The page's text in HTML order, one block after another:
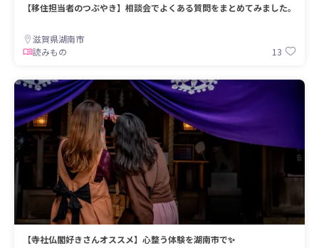
【移住担当者のつぶやき】相談会でよくある質問をまとめてみました。
滋賀県湖南市
読みもの
13
【寺社仏閣好きさんオススメ】心整う体験を湖南市で✨